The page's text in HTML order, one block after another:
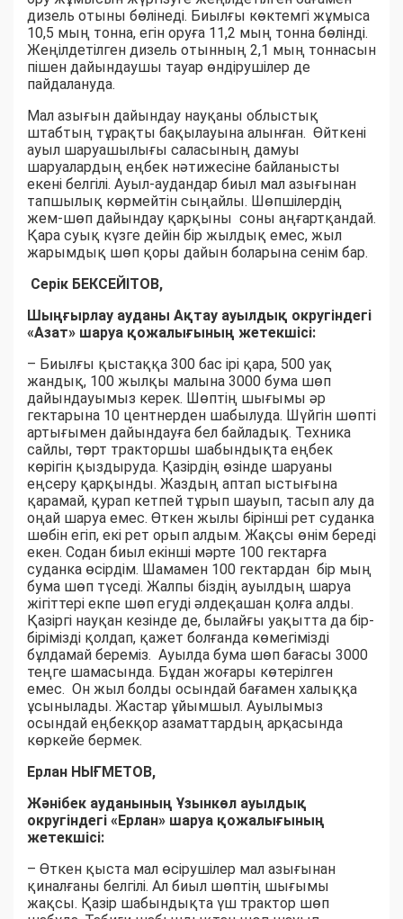
дизель отыны бөлінеді. Биылғы көктемгі жұмыса
10,5 мың тонна, егін оруға 11,2 мың тонна бөлінді.
Жеңілдетілген дизель отынның 2,1 мың тоннасын
пішен дайындаушы тауар өндірушілер де
пайдалануда.
Мал азығын дайындау науқаны облыстық
штабтың тұрақты бақылауына алынған. Өйткені
ауыл шаруашылығы саласының дамуы
шаруалардың еңбек нәтижесіне байланысты
екені белгілі. Ауыл-аудандар биыл мал азығынан
тапшылық көрмейтін сыңайлы. Шөпшілердің
жем-шөп дайындау қарқыны соны аңғартқандай.
Қара суық күзге дейін бір жылдық емес, жыл
жарымдық шөп қоры дайын боларына сенім бар.
Серік БЕКСЕЙІТОВ,
Шыңғырлау ауданы Ақтау ауылдық округіндегі
«Азат» шаруа қожалығының жетекшісі:
– Биылғы қыстаққа 300 бас ірі қара, 500 уақ
жандық, 100 жылқы малына 3000 бума шөп
дайындауымыз керек. Шөптің шығымы әр
гектарына 10 центнерден шабылуда. Шүйгін шөпті
артығымен дайындауға бел байладық. Техника
сайлы, төрт тракторшы шабындықта еңбек
көрігін қыздыруда. Қазірдің өзінде шаруаны
еңсеру қарқынды. Жаздың аптап ыстығына
қарамай, қурап кетпей тұрып шауып, тасып алу да
оңай шаруа емес. Өткен жылы бірінші рет суданка
шөбін егіп, екі рет орып алдым. Жақсы өнім береді
екен. Содан биыл екінші мәрте 100 гектарға
суданка өсірдім. Шамамен 100 гектардан бір мың
бума шөп түседі. Жалпы біздің ауылдың шаруа
жігіттері екпе шөп егуді әлдеқашан қолға алды.
Қазіргі науқан кезінде де, былайғы уақытта да бір-
бірімізді қолдап, қажет болғанда көмегімізді
бұлдамай береміз. Ауылда бума шөп бағасы 3000
теңге шамасында. Бұдан жоғары көтерілген
емес. Он жыл болды осындай бағамен халыққа
ұсынылады. Жастар ұйымшыл. Ауылымыз
осындай еңбекқор азаматтардың арқасында
көркейе бермек.
Ерлан НЫҒМЕТОВ,
Жәнібек ауданының Ұзынкөл ауылдық
округіндегі «Ерлан» шаруа қожалығының
жетекшісі:
– Өткен қыста мал өсірушілер мал азығынан
қиналғаны белгілі. Ал биыл шөптің шығымы
жақсы. Қазір шабындықта үш трактор шөп